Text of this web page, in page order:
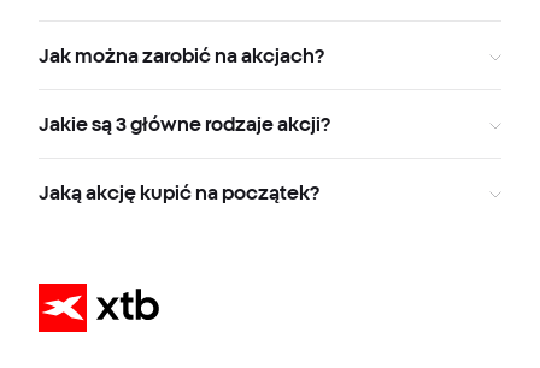
Jak można zarobić na akcjach?
Jakie są 3 główne rodzaje akcji?
Jaką akcję kupić na początek?